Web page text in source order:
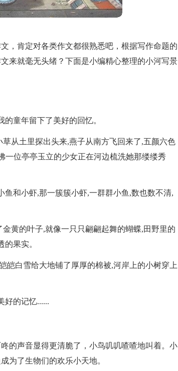
，肯定对各类作文都很熟悉吧，根据写作命题的
来就毫无头绪？下面是小编精心整理的小河写景
童年留下了美好的回忆。
从土里探出头来,燕子从南方飞回来了,五颜六色
一位亭亭玉立的少女正在河边梳洗她那缕缕秀
和小虾,那一簇簇小虾,一群群小鱼,数也数不清,
黄的叶子,就像一只只翩翩起舞的蝴蝶,田野里的
果实。
皑白雪给大地铺了厚厚的棉被,河岸上的小树穿上
好的记忆......
的声音显得更清脆了，小鸟叽叽喳喳地叫着。小
为了生物们的欢乐小天地。